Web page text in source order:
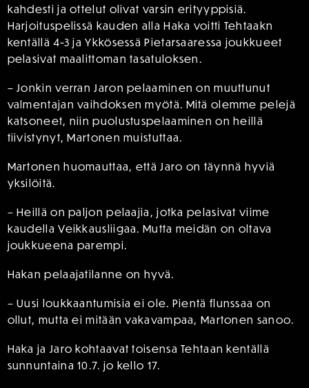
kahdesti ja ottelut olivat varsin erityyppisiä.
Harjoituspelissä kauden alla Haka voitti Tehtaakn
kentällä 4-3 ja Ykkösessä Pietarsaaressa joukkueet
pelasivat maalittoman tasatuloksen.
– Jonkin verran Jaron pelaaminen on muuttunut
valmentajan vaihdoksen myötä. Mitä olemme pelejä
katsoneet, niin puolustuspelaaminen on heillä
tiivistynyt, Martonen muistuttaa.
Martonen huomauttaa, että Jaro on täynnä hyviä
yksilöitä.
– Heillä on paljon pelaajia, jotka pelasivat viime
kaudella Veikkausliigaa. Mutta meidän on oltava
joukkueena parempi.
Hakan pelaajatilanne on hyvä.
– Uusi loukkaantumisia ei ole. Pientä flunssaa on
ollut, mutta ei mitään vakavampaa, Martonen sanoo.
Haka ja Jaro kohtaavat toisensa Tehtaan kentällä
sunnuntaina 10.7. jo kello 17.